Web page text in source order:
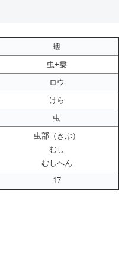
螻
虫+婁
ロウ
けら
虫
虫部（きぶ）
むし
むしへん
17